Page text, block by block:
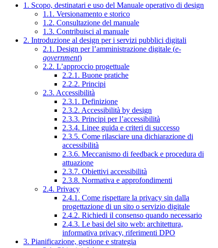
1. Scopo, destinatari e uso del Manuale operativo di design
1.1. Versionamento e storico
1.2. Consultazione del manuale
1.3. Contribuisci al manuale
2. Introduzione al design per i servizi pubblici digitali
2.1. Design per l’amministrazione digitale (e-
government)
2.2. L’approccio progettuale
2.2.1. Buone pratiche
2.2.2. Principi
2.3. Accessibilità
2.3.1. Definizione
2.3.2. Accessibilità by design
2.3.3. Principi per l’accessibilità
2.3.4. Linee guida e criteri di successo
2.3.5. Come rilasciare una dichiarazione di
accessibilità
2.3.6. Meccanismo di feedback e procedura di
attuazione
2.3.7. Obiettivi accessibilità
2.3.8. Normativa e approfondimenti
2.4. Privacy
2.4.1. Come rispettare la privacy sin dalla
progettazione di un sito o servizio digitale
2.4.2. Richiedi il consenso quando necessario
2.4.3. Le basi del sito web: architettura,
informativa privacy, riferimenti DPO
3. Pianificazione, gestione e strategia